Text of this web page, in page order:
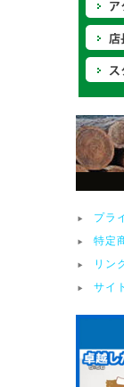
プラ
特定
リン
サイ